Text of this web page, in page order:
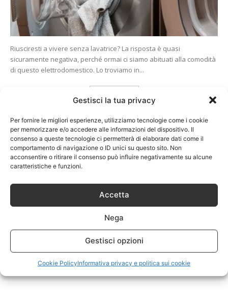
Gestisci la tua privacy
Per fornire le migliori esperienze, utilizziamo tecnologie come i cookie
per memorizzare e/o accedere alle informazioni del dispositivo. Il
consenso a queste tecnologie ci permetterà di elaborare dati come il
comportamento di navigazione o ID unici su questo sito. Non
acconsentire o ritirare il consenso può influire negativamente su alcune
caratteristiche e funzioni.
Accetta
Nega
Gestisci opzioni
Cookie PolicyInformativa privacy e politica sui cookie
Riusciresti a vivere senza lavatrice? La risposta è quasi
sicuramente negativa, perché ormai ci siamo abituati alla comodità
di questo elettrodomestico. Lo troviamo in...